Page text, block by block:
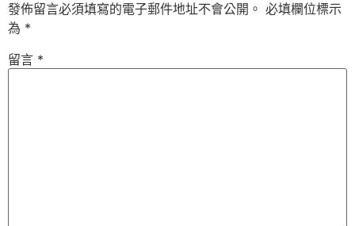
發佈留言必須填寫的電子郵件地址不會公開。 必填欄位標示
為 *
留言 *